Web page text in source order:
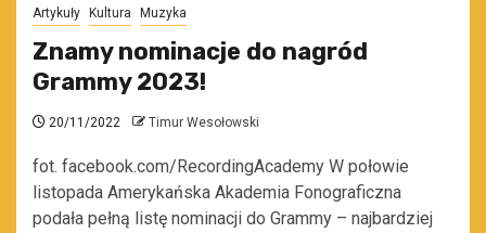
Artykuły Kultura Muzyka
Znamy nominacje do nagród
Grammy 2023!
20/11/2022 Timur Wesołowski
fot. facebook.com/RecordingAcademy W połowie
listopada Amerykańska Akademia Fonograficzna
podała pełną listę nominacji do Grammy – najbardziej